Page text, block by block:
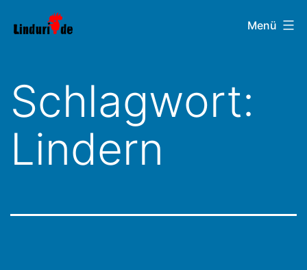
Inhalt
Linduri.de Menü
Schlagwort:
Lindern